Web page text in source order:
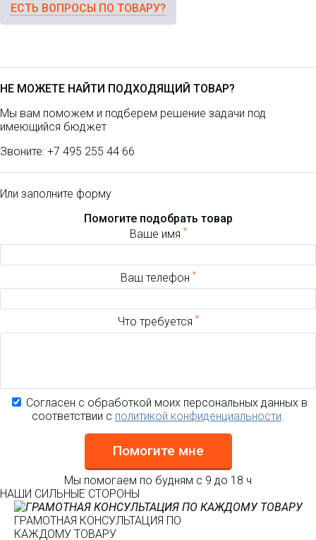
ЕСТЬ ВОПРОСЫ ПО ТОВАРУ?
НЕ МОЖЕТЕ НАЙТИ ПОДХОДЯЩИЙ ТОВАР?
Мы вам поможем и подберем решение задачи под
имеющийся бюджет
Звоните: +7 495 255 44 66
Или заполните форму
Помогите подобрать товар
Ваше имя *
Ваш телефон *
Что требуется *
Согласен с обработкой моих персональных данных в
соответствии с политикой конфиденциальности
Помогите мне
Мы помогаем по будням с 9 до 18 ч
НАШИ СИЛЬНЫЕ СТОРОНЫ
ГРАМОТНАЯ КОНСУЛЬТАЦИЯ ПО
КАЖДОМУ ТОВАРУ